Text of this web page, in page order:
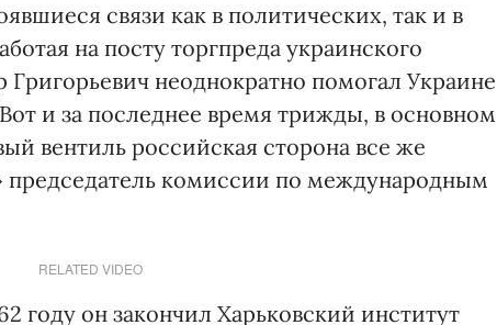
связи как в политических, так и в
на посту торгпреда украинского
Григорьевич неоднократно помогал Украине
и за последнее время трижды, в основном
вентиль российская сторона все же
председатель комиссии по международным
RELATED VIDEO
году он закончил Харьковский институт